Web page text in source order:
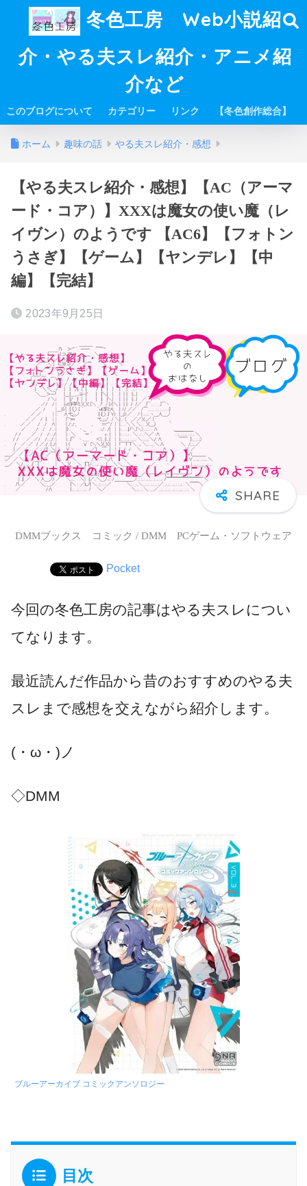
冬色工房 Web小説紹
介・やる夫スレ紹介・アニメ紹
介など
このブログについて カテゴリー リンク 【冬色創作総合】
ホーム 趣味の話 やる夫スレ紹介・感想
【やる夫スレ紹介・感想】【AC（アーマ
ード・コア）】XXXは魔女の使い魔（レ
イヴン）のようです 【AC6】【フォトン
うさぎ】【ゲーム】【ヤンデレ】【中
編】【完結】
2023年9月25日
DMMブックス コミック / DMM PCゲーム・ソフトウェア
Pocket
今回の冬色工房の記事はやる夫スレについ
てなります。
最近読んだ作品から昔のおすすめのやる夫
スレまで感想を交えながら紹介します。
(・ω・)ノ
◇DMM
ブルーアーカイブ コミックアンソロジー
目次